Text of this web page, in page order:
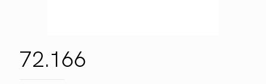
72.166